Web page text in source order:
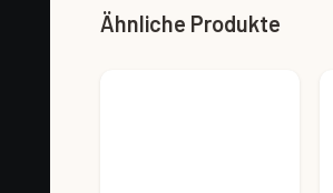
Ähnliche Produkte